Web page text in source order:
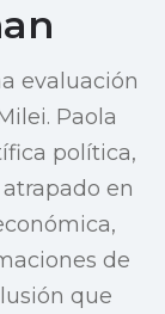
evaluación
Paola
política,
en
de
que